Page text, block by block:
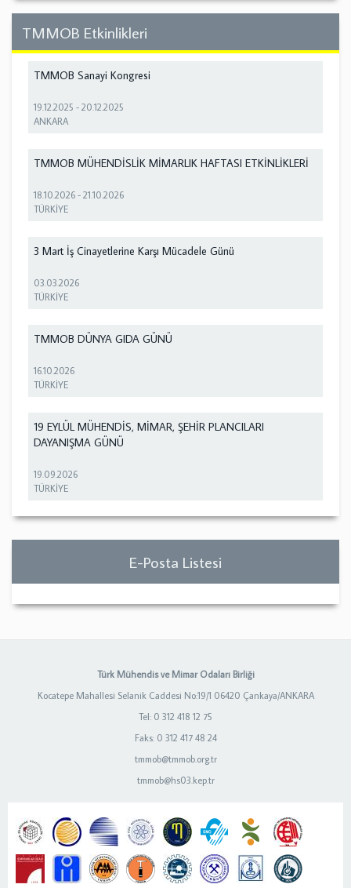
TMMOB Etkinlikleri
TMMOB Sanayi Kongresi
19.12.2025 -20.12.2025
ANKARA
TMMOB MÜHENDİSLİK MİMARLIK HAFTASI ETKİNLİKLERİ
18.10.2026 -21.10.2026
TÜRKİYE
3 Mart İş Cinayetlerine Karşı Mücadele Günü
03.03.2026
TÜRKİYE
TMMOB DÜNYA GIDA GÜNÜ
16.10.2026
TÜRKİYE
19 EYLÜL MÜHENDİS, MİMAR, ŞEHİR PLANCILARI
DAYANIŞMA GÜNÜ
19.09.2026
TÜRKİYE
E-Posta Listesi
Türk Mühendis ve Mimar Odaları Birliği
Kocatepe Mahallesi Selanik Caddesi No:19/1 06420 Çankaya/ANKARA
Tel: 0 312 418 12 75
Faks: 0 312 417 48 24
tmmob@tmmob.org.tr
tmmob@hs03.kep.tr